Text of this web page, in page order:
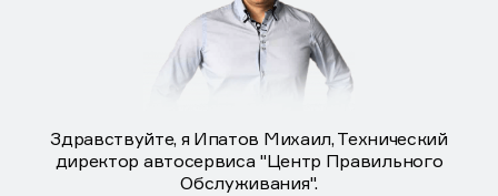
Здравствуйте, я Ипатов Михаил, Технический
директор автосервиса "Центр Правильного
Обслуживания".